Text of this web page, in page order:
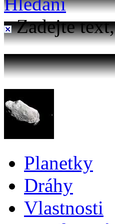
Zadejte
Planetky
Dráhy
Vlastnosti